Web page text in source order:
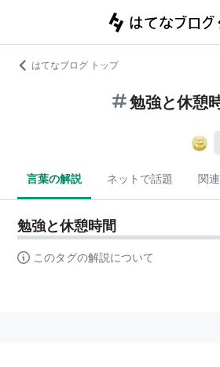
はてなブログ トップ
勉強と休憩
言葉の解説 ネットで話題 関
勉強と休憩時間
このタグの解説について